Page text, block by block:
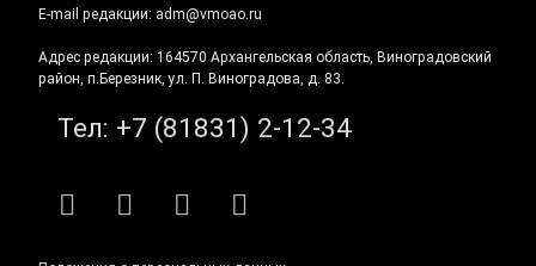
E-mail редакции: adm@vmoao.ru
Адрес редакции: 164570 Архангельская область, Виноградовский
район, п.Березник, ул. П. Виноградова, д. 83.
Тел: +7 (81831) 2-12-34
RSS E-mailВКонтакте
Telegram